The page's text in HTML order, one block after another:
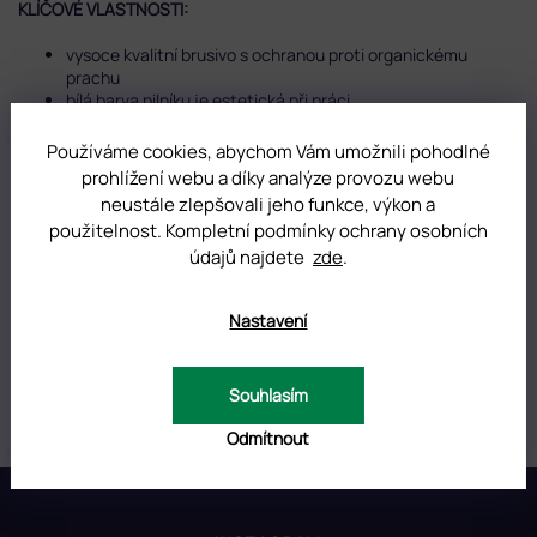
Používáme cookies, abychom Vám umožnili pohodlné
prohlížení webu a díky analýze provozu webu
neustále zlepšovali jeho funkce, výkon a
použitelnost. Kompletní podmínky ochrany osobních
údajů najdete zde.
Nastavení
Odmítnout
Souhlasím
KLÍČOVÉ VLASTNOSTI:
vysoce kvalitní brusivo s ochranou proti organickému
prachu
bílá barva pilníku je estetická při práci
snadné nasazení a sejmutí pilníku ze základny
spolehlivá fixace
čistý nástroj bez lepidla po práci
pro jednorázové použití
0.01 kg